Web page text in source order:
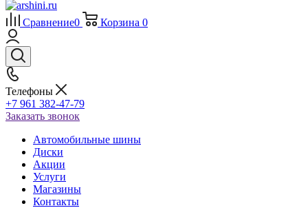
Сравнение0 Корзина 0
Телефоны
+7 961 382-47-79
Заказать звонок
Автомобильные шины
Диски
Акции
Услуги
Магазины
Контакты